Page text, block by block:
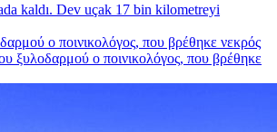
kaldı. Dev uçak 17 bin kilometreyi
ξυλοδαρμού ο ποινικολόγος, που βρέθηκε